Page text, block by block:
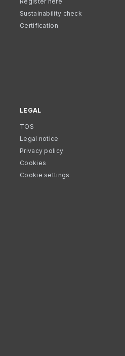
Sustainability check
Certification
LEGAL
TOS
Legal notice
Privacy policy
Cookies
Cookie settings